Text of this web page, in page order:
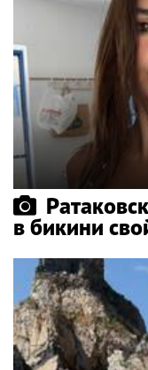
в бикини